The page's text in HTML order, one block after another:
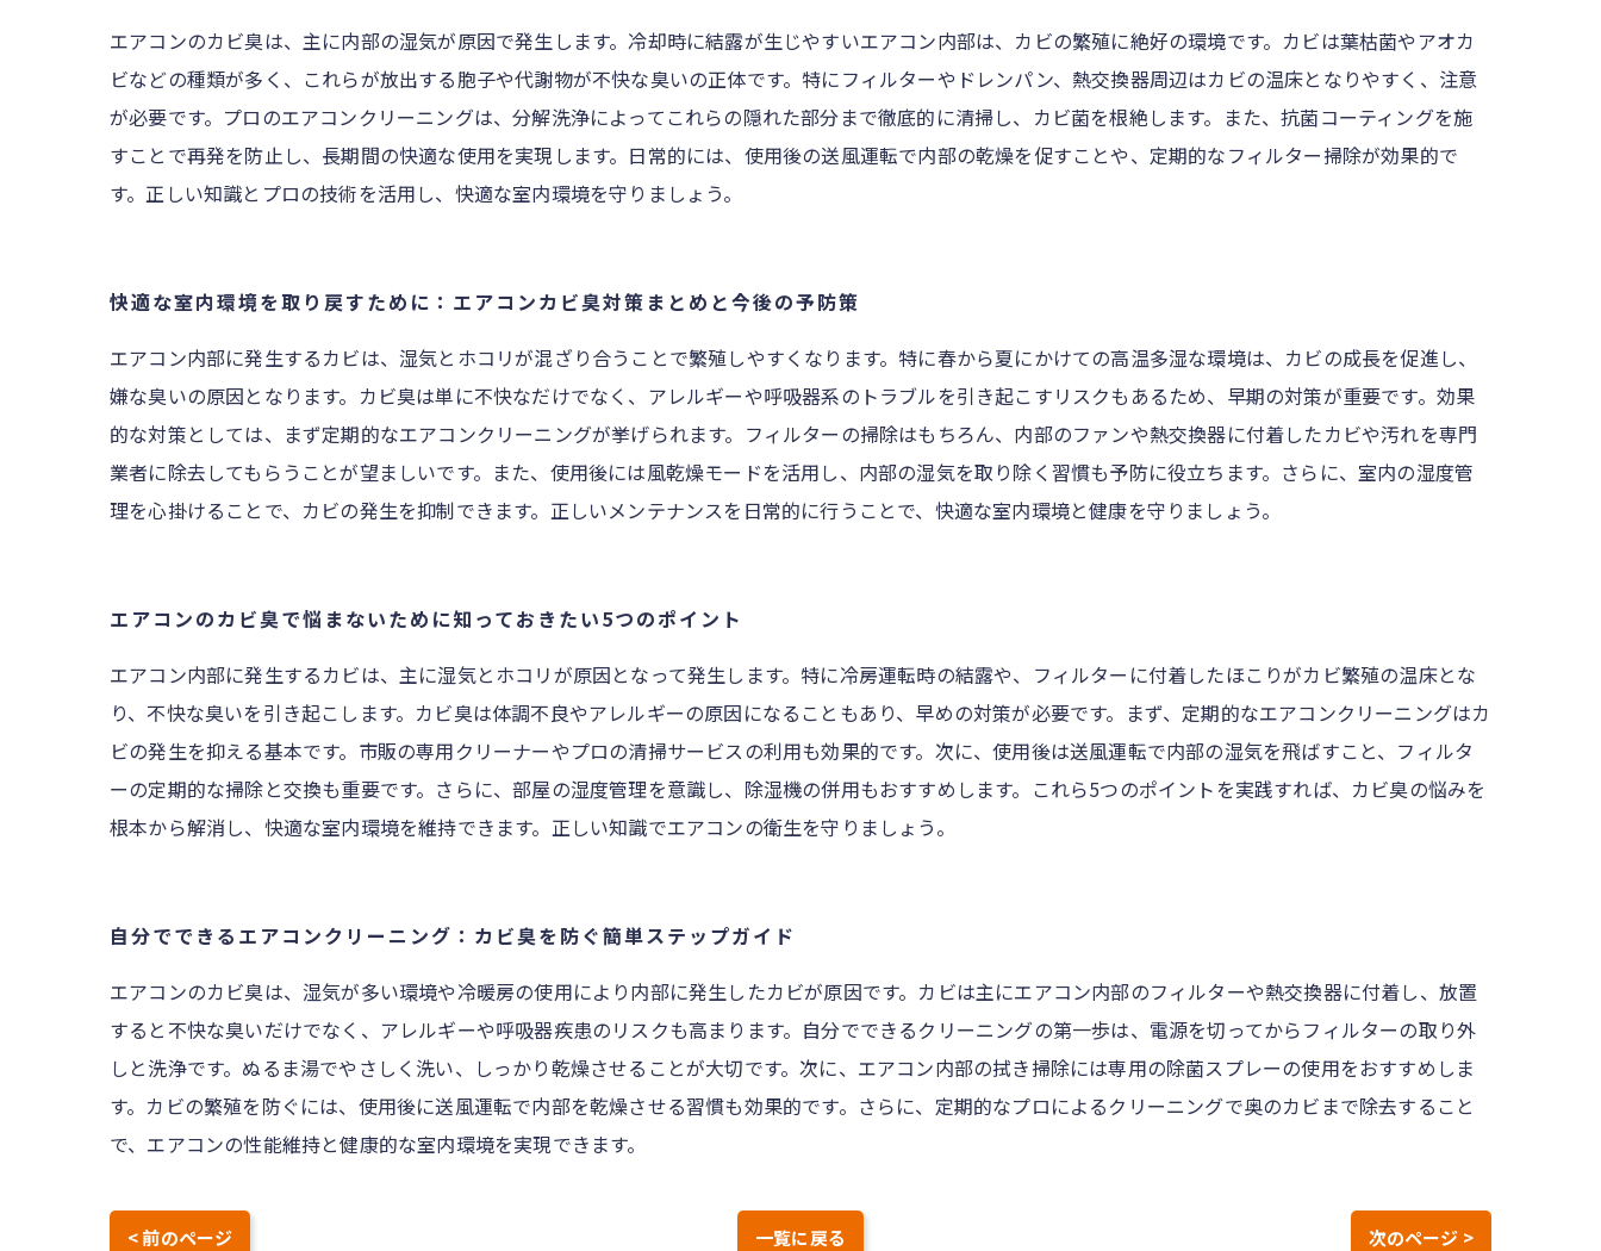
エアコンのカビ臭は、主に内部の湿気が原因で発生します。冷却時に結露が生じやすいエアコン内部は、カビの繁殖に絶好の環境です。カビは葉枯菌やアオカ
ビなどの種類が多く、これらが放出する胞子や代謝物が不快な臭いの正体です。特にフィルターやドレンパン、熱交換器周辺はカビの温床となりやすく、注意
が必要です。プロのエアコンクリーニングは、分解洗浄によってこれらの隠れた部分まで徹底的に清掃し、カビ菌を根絶します。また、抗菌コーティングを施
すことで再発を防止し、長期間の快適な使用を実現します。日常的には、使用後の送風運転で内部の乾燥を促すことや、定期的なフィルター掃除が効果的で
す。正しい知識とプロの技術を活用し、快適な室内環境を守りましょう。
快適な室内環境を取り戻すために：エアコンカビ臭対策まとめと今後の予防策
エアコン内部に発生するカビは、湿気とホコリが混ざり合うことで繁殖しやすくなります。特に春から夏にかけての高温多湿な環境は、カビの成長を促進し、
嫌な臭いの原因となります。カビ臭は単に不快なだけでなく、アレルギーや呼吸器系のトラブルを引き起こすリスクもあるため、早期の対策が重要です。効果
的な対策としては、まず定期的なエアコンクリーニングが挙げられます。フィルターの掃除はもちろん、内部のファンや熱交換器に付着したカビや汚れを専門
業者に除去してもらうことが望ましいです。また、使用後には風乾燥モードを活用し、内部の湿気を取り除く習慣も予防に役立ちます。さらに、室内の湿度管
理を心掛けることで、カビの発生を抑制できます。正しいメンテナンスを日常的に行うことで、快適な室内環境と健康を守りましょう。
エアコンのカビ臭で悩まないために知っておきたい5つのポイント
エアコン内部に発生するカビは、主に湿気とホコリが原因となって発生します。特に冷房運転時の結露や、フィルターに付着したほこりがカビ繁殖の温床とな
り、不快な臭いを引き起こします。カビ臭は体調不良やアレルギーの原因になることもあり、早めの対策が必要です。まず、定期的なエアコンクリーニングはカ
ビの発生を抑える基本です。市販の専用クリーナーやプロの清掃サービスの利用も効果的です。次に、使用後は送風運転で内部の湿気を飛ばすこと、フィルタ
ーの定期的な掃除と交換も重要です。さらに、部屋の湿度管理を意識し、除湿機の併用もおすすめします。これら5つのポイントを実践すれば、カビ臭の悩みを
根本から解消し、快適な室内環境を維持できます。正しい知識でエアコンの衛生を守りましょう。
自分でできるエアコンクリーニング：カビ臭を防ぐ簡単ステップガイド
エアコンのカビ臭は、湿気が多い環境や冷暖房の使用により内部に発生したカビが原因です。カビは主にエアコン内部のフィルターや熱交換器に付着し、放置
すると不快な臭いだけでなく、アレルギーや呼吸器疾患のリスクも高まります。自分でできるクリーニングの第一歩は、電源を切ってからフィルターの取り外
しと洗浄です。ぬるま湯でやさしく洗い、しっかり乾燥させることが大切です。次に、エアコン内部の拭き掃除には専用の除菌スプレーの使用をおすすめしま
す。カビの繁殖を防ぐには、使用後に送風運転で内部を乾燥させる習慣も効果的です。さらに、定期的なプロによるクリーニングで奥のカビまで除去すること
で、エアコンの性能維持と健康的な室内環境を実現できます。
< 前のページ 一覧に戻る 次のページ >